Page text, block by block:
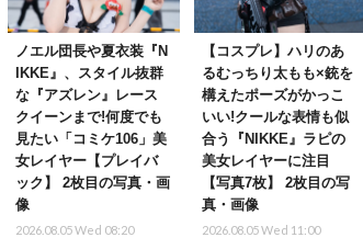
ノエル団長や夏衣装『N
IKKE』、スタイル抜群
な『アズレン』レース
クイーンまで!何度でも
見たい「コミケ106」美
女レイヤー【プレイバ
ック】 2枚目の写真・画
像
2026.08.05 Wed 08:20
【コスプレ】ハリのあ
るむっちり太もも×銃を
構えたポーズがかっこ
いい!クールな表情も似
合う『NIKKE』ラピの
美女レイヤーに注目
【写真7枚】 2枚目の写
真・画像
2026.08.05 Wed 11:00